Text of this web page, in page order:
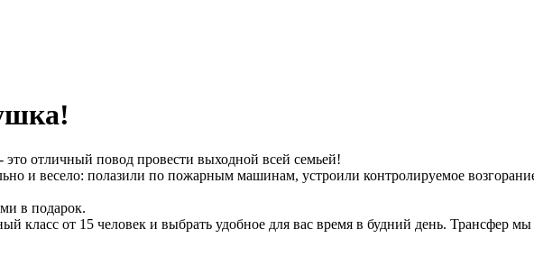
- это отличный повод провести выходной всей семьей!
и весело: полазили по пожарным машинам, устроили контролируемое
в подарок.
класс от 15 человек и выбрать удобное для вас время в будний день. Трансфер мы